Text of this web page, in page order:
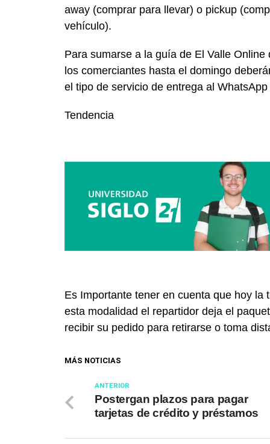
away (comprar para llevar) o pickup
vehículo).
Para sumarse a la guía de El Valle
los comerciantes hasta el domingo
el tipo de servicio de entrega al
Tendencia
Es Importante tener en cuenta que hoy la
esta modalidad el repartidor deja el
recibir su pedido para retirarse o toma
MÁS NOTICIAS
ANTERIOR
Postergan plazos para pagar
tarjetas de crédito y préstamos